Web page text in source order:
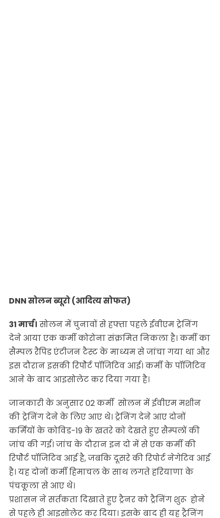
DNN सोलन ब्यूरो (आदित्य सोफत)
31 मार्च। सोलन में चुनावों से हफ्ता पहले ईवीएम ट्रेनिंग
देने आया एक कर्मी कोरोना संक्रमित निकला है। कर्मी का
सैम्पल रैपिड एंटीजन टैस्ट के माध्यम से जांचा गया था और
इस दौरान इसकी रिपोेर्ट पॉजिटिव आई। कर्मी के पॉजिटिव
आने के बाद आइसोलेट कर दिया गया है।
जानकारी के अनुसार 02 कर्मी सोलन में ईवीएम मशीन
की ट्रेनिंग देने के लिए आए थे। ट्रेनिंग देने आए दोनों
कर्मियों के कोविड-19 के खतरे को देखते हुए सैम्पलों की
जांच की गई। जांच के दौरान इन दो में से एक कर्मी की
रिपोेर्ट पॉजिटिव आई है, जबकि दूसरे की रिपोर्ट नेगेटिव आई
है। यह दोनों कर्मी हिमाचल के साथ लगते हरियाणा के
पंचकूला से आए थे।
प्रशासन ने सर्तकता दिखाते हुए ट्रैनर को ट्रैनिंग शुरू होने
से पहले ही आइसोलेट कर दिया। इसके बाद ही यह ट्रैनिंग